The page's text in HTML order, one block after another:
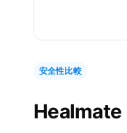
安全性比較
Healmate